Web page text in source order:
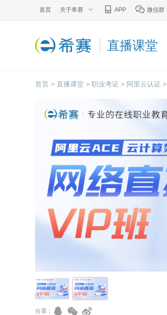
首页 关于希赛 APP 微信群
直播课堂
首页 > 直播课堂 > 职业考证 > 阿里云认证 >
分享：